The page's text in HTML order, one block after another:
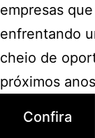
empresas
enfrentando
cheio de
próximos
Confira